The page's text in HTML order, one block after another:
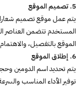
5. تصميم الموقع
يتم عمل موقع تصميم
المستخدم تتضمن العناصر
الموقع بالتفصيل،
6. إطلاق الموقع
يتم تحديد اسم الدومين
توفير الأداء المناسب